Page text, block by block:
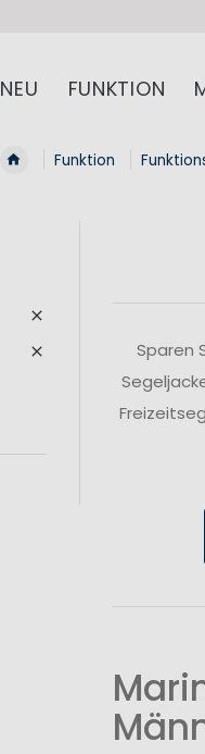
NEU FUNKTION
Funktion
Sparen